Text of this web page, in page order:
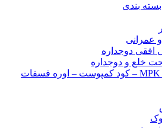
بندی
عمرانی
افقی دوجداره
خلع و دوجداره